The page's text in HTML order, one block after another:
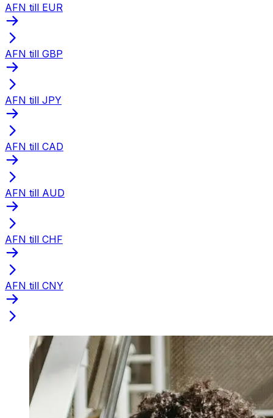
AFN till EUR
AFN till GBP
AFN till JPY
AFN till CAD
AFN till AUD
AFN till CHF
AFN till CNY